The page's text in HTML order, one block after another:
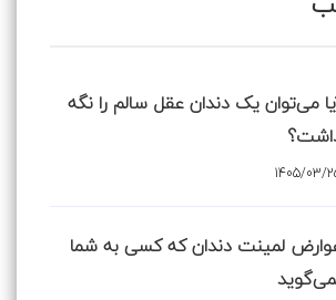
می‌توان یک دندان عقل سالم را نگه
1405/03/
لمینت دندان که کسی به شما